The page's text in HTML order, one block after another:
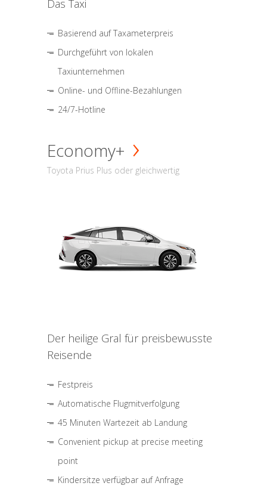
Das Taxi
Basierend auf Taxameterpreis
Durchgeführt von lokalen
Taxiunternehmen
Online- und Offline-Bezahlungen
24/7-Hotline
Economy+
Toyota Prius Plus oder gleichwertig
Der heilige Gral für preisbewusste
Reisende
Festpreis
Automatische Flugmitverfolgung
45 Minuten Wartezeit ab Landung
Convenient pickup at precise meeting
point
Kindersitze verfügbar auf Anfrage